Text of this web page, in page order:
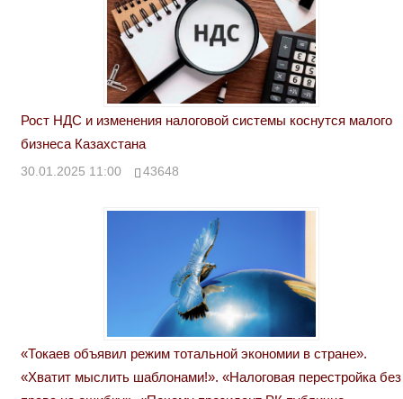
Рост НДС и изменения налоговой системы коснутся малого
бизнеса Казахстана
30.01.2025 11:00 43648
«Токаев объявил режим тотальной экономии в стране».
«Хватит мыслить шаблонами!». «Налоговая перестройка без